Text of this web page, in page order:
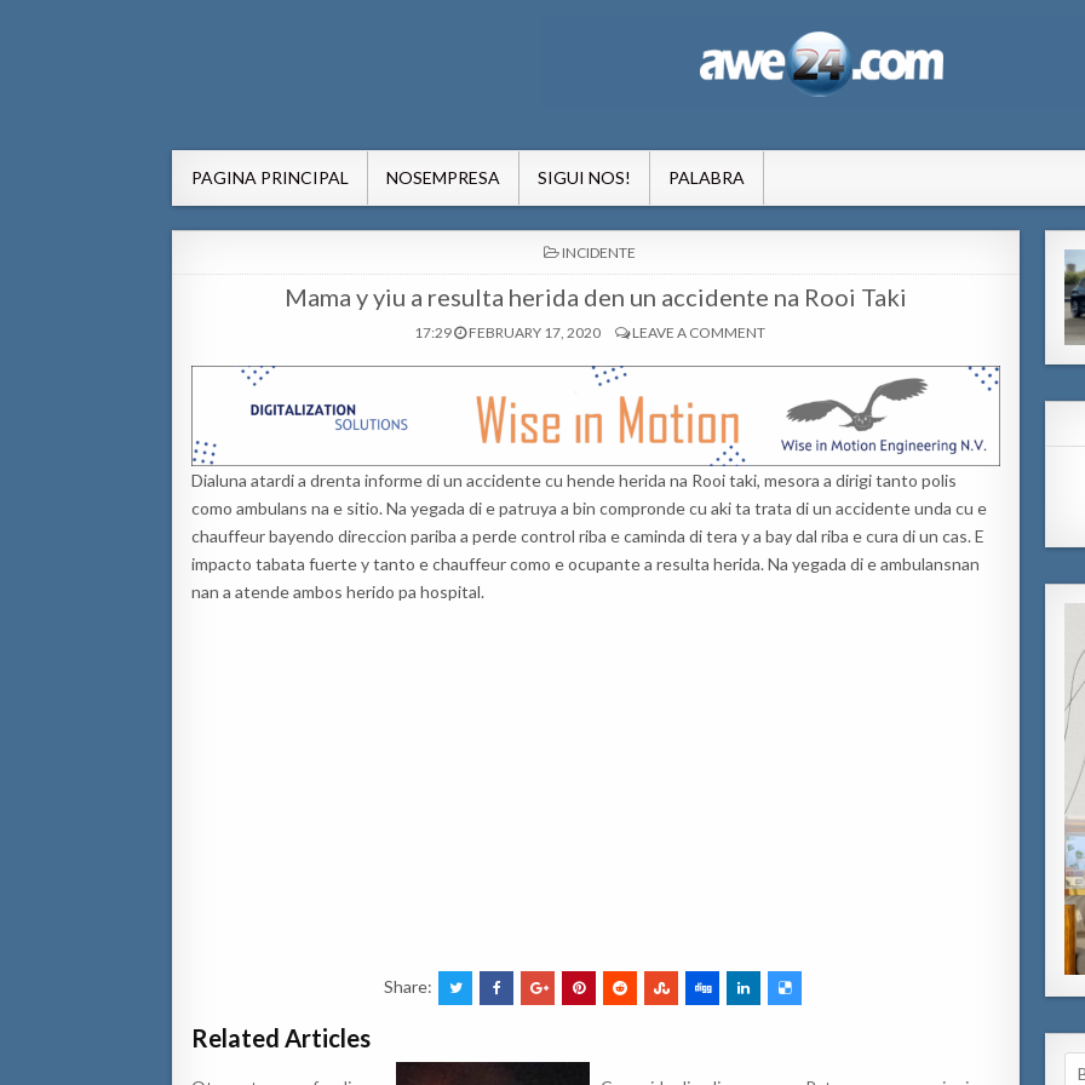
PAGINA PRINCIPAL NOSEMPRESA SIGUI NOS! PALABRA
POSTED
IN
INCIDENTE
Mama y yiu a resulta herida den un accidente na Rooi Taki
17:29 FEBRUARY 17, 2020 LEAVE A COMMENT
Dialuna atardi a drenta informe di un accidente cu hende herida na Rooi taki, mesora a dirigi tanto polis
como ambulans na e sitio. Na yegada di e patruya a bin compronde cu aki ta trata di un accidente unda cu e
chauffeur bayendo direccion pariba a perde control riba e caminda di tera y a bay dal riba e cura di un cas. E
impacto tabata fuerte y tanto e chauffeur como e ocupante a resulta herida. Na yegada di e ambulansnan
nan a atende ambos herido pa hospital.
Share:
Related Articles